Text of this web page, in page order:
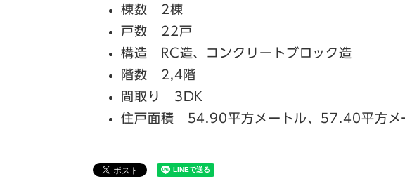
棟数 2棟
戸数 22戸
構造 RC造、コンクリートブロック造
階数 2,4階
間取り 3DK
住戸面積 54.90平方メートル、57.40平方メ